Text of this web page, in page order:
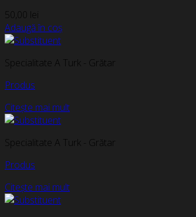
50,00 lei
Adaugă în coș
Specialitate A Turk - Grătar
Produs
Citește mai mult
Specialitate A Turk - Grătar
Produs
Citește mai mult